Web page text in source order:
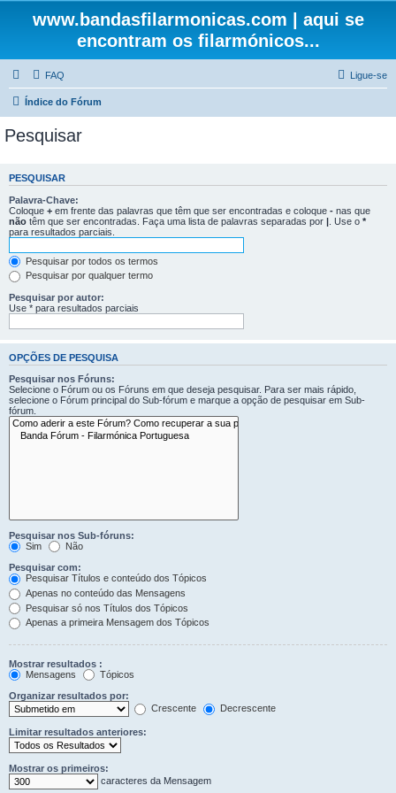
www.bandasfilarmonicas.com | aqui se
encontram os filarmónicos...
FAQ Ligue-se
Índice do Fórum
Pesquisar
PESQUISAR
Palavra-Chave:
Coloque + em frente das palavras que têm que ser encontradas e coloque - nas que
não têm que ser encontradas. Faça uma lista de palavras separadas por | . Use o *
para resultados parciais.
Pesquisar por todos os termos
Pesquisar por qualquer termo
Pesquisar por autor:
Use * para resultados parciais
OPÇÕES DE PESQUISA
Pesquisar nos Fóruns:
Selecione o Fórum ou os Fóruns em que deseja pesquisar. Para ser mais rápido,
selecione o Fórum principal do Sub-fórum e marque a opção de pesquisar em Sub-
fórum.
Pesquisar nos Sub-fóruns:
Sim
Não
Pesquisar com:
Pesquisar Títulos e conteúdo dos Tópicos
Apenas no conteúdo das Mensagens
Pesquisar só nos Títulos dos Tópicos
Apenas a primeira Mensagem dos Tópicos
Mostrar resultados :
Mensagens
Tópicos
Organizar resultados por:
Crescente
Decrescente
Limitar resultados anteriores:
Mostrar os primeiros:
caracteres da Mensagem